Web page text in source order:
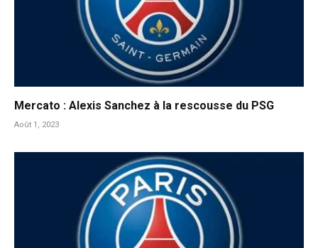
Mercato : Alexis Sanchez à la rescousse du PSG
Août 1, 2023